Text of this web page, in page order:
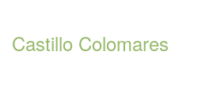
Castillo Colomares